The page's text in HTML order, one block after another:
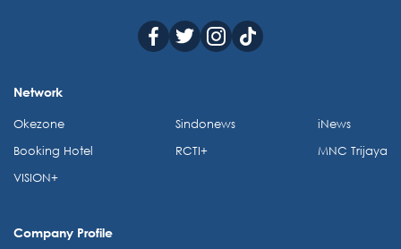
Network
Okezone
Booking Hotel
VISION+
Sindonews
RCTI+
iNews
MNC Trijaya
Company Profile